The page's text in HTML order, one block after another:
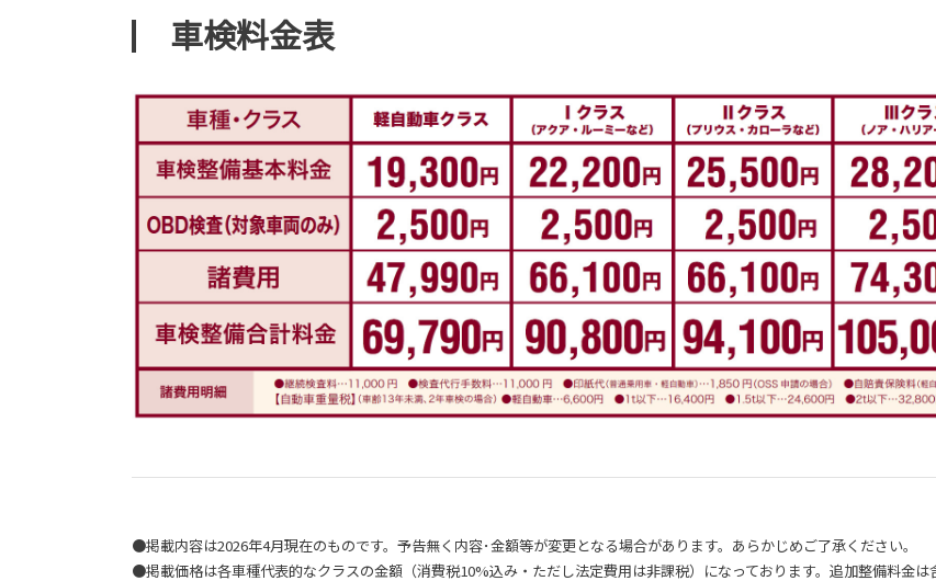
車検料金表
●掲載内容は2026年4月現在のものです。予告無く内容･金額等が変更となる場合があります。あらかじめご了承ください。
●掲載価格は各車種代表的なクラスの金額（消費税10%込み・ただし法定費用は非課税）になっております。追加整備料金は